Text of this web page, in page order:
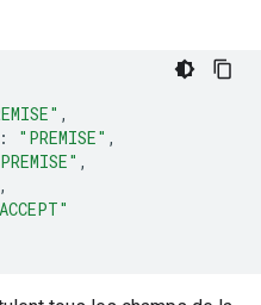
,
: "PREMISE" ,
,
,